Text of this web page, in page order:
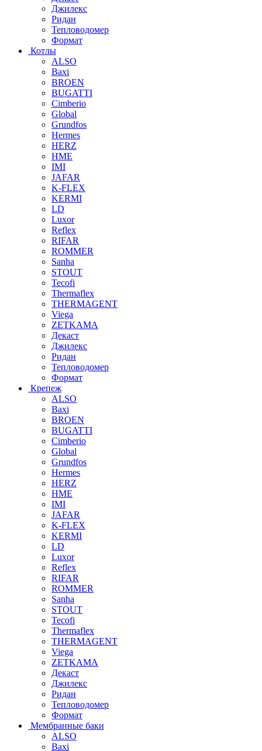
Джилекс
Ридан
Тепловодомер
Формат
Котлы
ALSO
Baxi
BROEN
BUGATTI
Cimberio
Global
Grundfos
Hermes
HERZ
HME
IMI
JAFAR
K-FLEX
KERMI
LD
Luxor
Reflex
RIFAR
ROMMER
Sanha
STOUT
Tecofi
Thermaflex
THERMAGENT
Viega
ZETKAMA
Декаст
Джилекс
Ридан
Тепловодомер
Формат
Крепеж
ALSO
Baxi
BROEN
BUGATTI
Cimberio
Global
Grundfos
Hermes
HERZ
HME
IMI
JAFAR
K-FLEX
KERMI
LD
Luxor
Reflex
RIFAR
ROMMER
Sanha
STOUT
Tecofi
Thermaflex
THERMAGENT
Viega
ZETKAMA
Декаст
Джилекс
Ридан
Тепловодомер
Формат
Мембранные баки
ALSO
Baxi